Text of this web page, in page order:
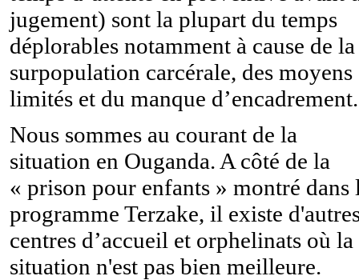
jugement) sont la plupart du temps
déplorables notamment à cause de la
surpopulation carcérale, des moyens
limités et du manque d’encadrement.
Nous sommes au courant de la
situation en Ouganda. A côté de la
« prison pour enfants » montré dans
programme Terzake, il existe
centres d’accueil et orphelinats où la
situation n'est pas bien meilleure.